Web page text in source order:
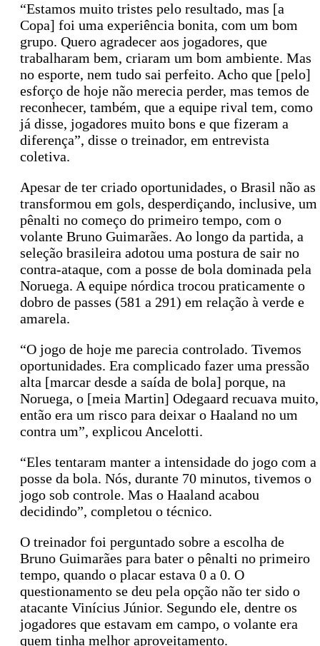
“Estamos muito tristes pelo resultado, mas [a
Copa] foi uma experiência bonita, com um bom
grupo. Quero agradecer aos jogadores, que
trabalharam bem, criaram um bom ambiente. Mas
no esporte, nem tudo sai perfeito. Acho que [pelo]
esforço de hoje não merecia perder, mas temos de
reconhecer, também, que a equipe rival tem, como
já disse, jogadores muito bons e que fizeram a
diferença”, disse o treinador, em entrevista
coletiva.
Apesar de ter criado oportunidades, o Brasil não as
transformou em gols, desperdiçando, inclusive, um
pênalti no começo do primeiro tempo, com o
volante Bruno Guimarães. Ao longo da partida, a
seleção brasileira adotou uma postura de sair no
contra-ataque, com a posse de bola dominada pela
Noruega. A equipe nórdica trocou praticamente o
dobro de passes (581 a 291) em relação à verde e
amarela.
“O jogo de hoje me parecia controlado. Tivemos
oportunidades. Era complicado fazer uma pressão
alta [marcar desde a saída de bola] porque, na
Noruega, o [meia Martin] Odegaard recuava muito,
então era um risco para deixar o Haaland no um
contra um”, explicou Ancelotti.
“Eles tentaram manter a intensidade do jogo com a
posse da bola. Nós, durante 70 minutos, tivemos o
jogo sob controle. Mas o Haaland acabou
decidindo”, completou o técnico.
O treinador foi perguntado sobre a escolha de
Bruno Guimarães para bater o pênalti no primeiro
tempo, quando o placar estava 0 a 0. O
questionamento se deu pela opção não ter sido o
atacante Vinícius Júnior. Segundo ele, dentre os
jogadores que estavam em campo, o volante era
quem tinha melhor aproveitamento.